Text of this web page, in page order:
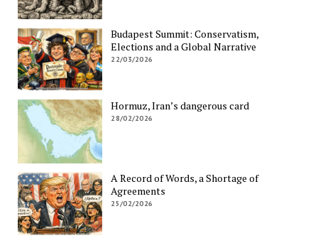
Budapest Summit: Conservatism,
Elections and a Global Narrative
22/03/2026
Hormuz, Iran’s dangerous card
28/02/2026
A Record of Words, a Shortage of
Agreements
25/02/2026